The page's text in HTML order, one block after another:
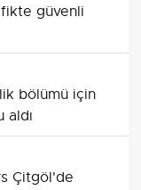
güvenli
bölümü için
aldı
Çitgöl'de